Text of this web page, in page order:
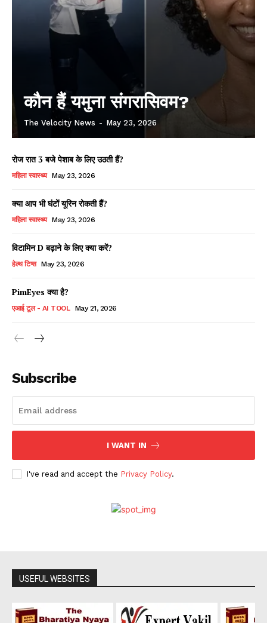
कौन हैं यमुना संगरासिवम?
The Velocity News - May 23, 2026
रोज रात 3 बजे पेशाब के लिए उठती हैं?
महिला स्वास्थ्य May 23, 2026
क्या आप भी घंटों यूरिन रोकती हैं?
महिला स्वास्थ्य May 23, 2026
विटामिन D बढ़ाने के लिए क्या करें?
हेल्थ टिप्स May 23, 2026
PimEyes क्या है?
एआई टूल - AI TOOL May 21, 2026
Subscribe
I WANT IN
I've read and accept the Privacy Policy.
USEFUL WEBSITES